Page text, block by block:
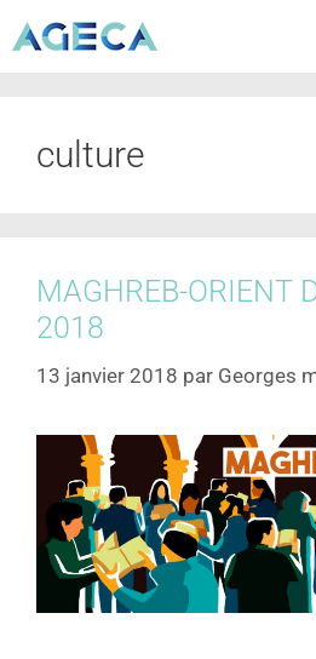
culture
MAGHREB-ORIENT
2018
13 janvier 2018 par Georges